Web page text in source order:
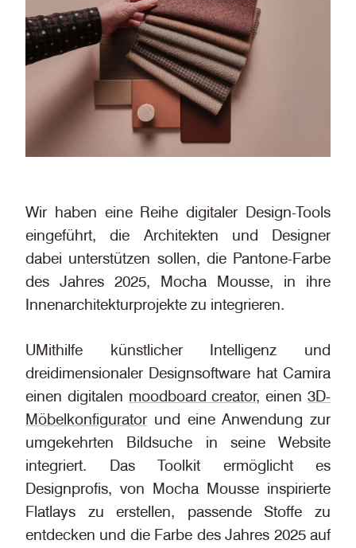
Wir haben eine Reihe digitaler Design-Tools
eingeführt, die Architekten und Designer
dabei unterstützen sollen, die Pantone-Farbe
des Jahres 2025, Mocha Mousse, in ihre
Innenarchitekturprojekte zu integrieren.
UMithilfe künstlicher Intelligenz und
dreidimensionaler Designsoftware hat Camira
einen digitalen moodboard creator, einen3D-
Möbelkonfigurator und eine Anwendung zur
umgekehrten Bildsuche in seine Website
integriert. Das Toolkit ermöglicht es
Designprofis, von Mocha Mousse inspirierte
Flatlays zu erstellen, passende Stoffe zu
entdecken und die Farbe des Jahres 2025 auf